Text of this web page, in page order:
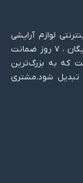
لوازم آرایشی
بهداشتی و زیبایی با پایبندی به سه اصل ارسال رایگان ، ۷ روز ضمانت
که به بزرگ‌ترین
تبدیل شود.مشتری